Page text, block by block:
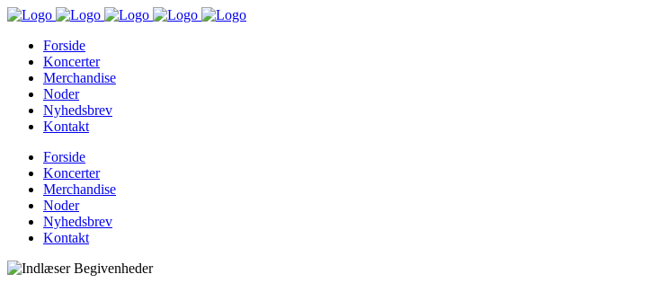
Forside
Koncerter
Merchandise
Noder
Nyhedsbrev
Kontakt
Forside
Koncerter
Merchandise
Noder
Nyhedsbrev
Kontakt